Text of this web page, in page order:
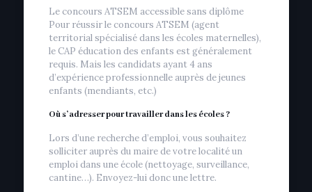
Le concours ATSEM accessible sans diplôme
Pour réussir le concours ATSEM (agent
territorial spécialisé dans les écoles maternelles),
le CAP éducation des enfants est généralement
requis. Mais les candidats ayant 4 ans
d’expérience professionnelle auprès de jeunes
enfants (mendiants, etc.)
Où s’adresser pour travailler dans les écoles ?
Lors d’une recherche d’emploi, vous souhaitez
solliciter auprès du maire de votre localité un
emploi dans une école (nettoyage, surveillance,
cantine…). Envoyez-lui donc une lettre.